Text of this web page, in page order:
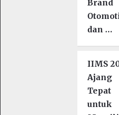
Brand
dan …
IIMS
Ajang
Tepat
untuk